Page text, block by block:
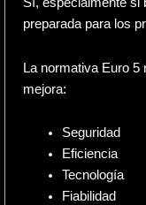
Sí, especialmente si
preparada para los
La normativa Euro
mejora:
Seguridad
Eficiencia
Tecnología
Fiabilidad